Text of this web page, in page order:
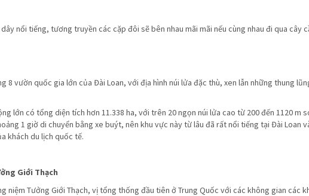
nổi tiếng, tương truyền các cặp đôi sẽ bên nhau mãi mãi nếu cùng nhau đi qua cây
8 vườn quốc gia lớn của Đài Loan, với địa hình núi lửa đặc thù, xen lẫn những thung
lớn có tổng diện tích hơn 11.338 ha, với trên 20 ngọn núi lửa cao từ 200 đến 1120 m
1 giờ di chuyển bằng xe buýt, nên khu vực này từ lâu đã rất nổi tiếng tại Đài Loan
khách du lịch quốc tế.
Giới Thạch
niệm Tưởng Giới Thạch, vị tổng thống đầu tiên ở Trung Quốc với các không gian các